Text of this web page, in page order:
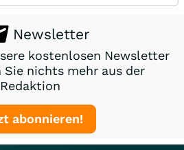
Newsletter
kostenlosen Newsletter
Sie nichts mehr aus der
Redaktion
abonnieren!